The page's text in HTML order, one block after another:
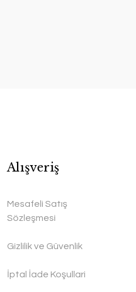
Alışveriş
Mesafeli Satış
Sözleşmesi
Gizlilik ve Güvenlik
İptal İade Koşullari